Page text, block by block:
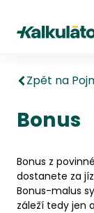
Kalkulátor.cz
Zpět na
Bonus
Bonus z
dostanete za
Bonus-malus
záleží tedy jen